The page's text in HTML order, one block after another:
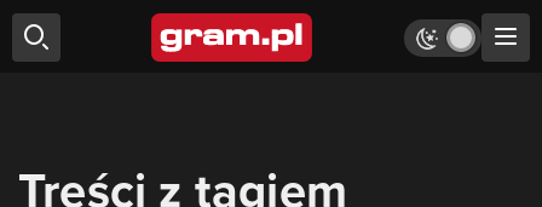
Treści z tagiem